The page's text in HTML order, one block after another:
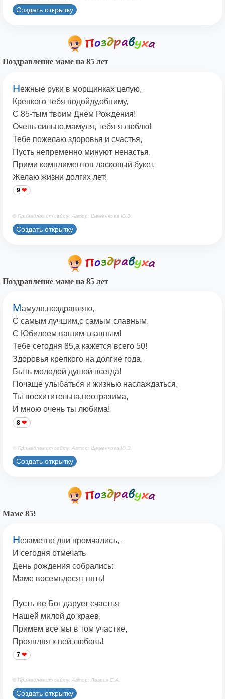
Создать открытку
Поздравление маме на 85 лет
Нежные руки в морщинках целую,
Крепкого тебя подойду,обниму,
С 85-тым твоим Днем Рождения!
Очень сильно,мамуля, тебя я люблю!
Тебе пожелаю здоровья и счастья,
Пусть непременно минуют ненастья,
Прими комплиментов ласковый букет,
Желаю жизни долгих лет!
9
© Принадлежит сайту. Автор: Шеменкова Ю.Э.
Создать открытку
Поздравление маме на 85 лет
Мамуля,поздравляю,
С самым лучшим,с самым славным,
С Юбилеем вашим главным!
Тебе сегодня 85,а кажется всего 50!
Здоровья крепкого на долгие года,
Быть молодой душой всегда!
Почаще улыбаться и жизнью наслаждаться,
Ты восхитительна,неотразима,
И мною очень ты любима!
8
© Принадлежит сайту. Автор: Шеменкова Ю.Э.
Создать открытку
Маме 85!
Незаметно дни промчались,-
И сегодня отмечать
День рождения собрались:
Маме восемьдесят пять!
Пусть же Бог дарует счастья
Нашей милой до краев,
Примем все мы в том участие,
Проявляя к ней любовь!
7
© Принадлежит сайту. Автор: Лаврик Е.А.
Создать открытку